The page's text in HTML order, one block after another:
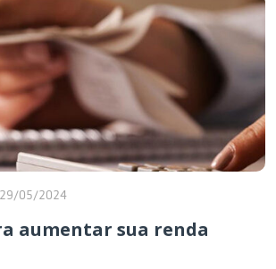
29/05/2024
aumentar sua renda